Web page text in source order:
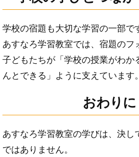
学校の宿題も大切な学習の一部で
あすなろ学習教室では、宿題のフ
子どもたちが「学校の授業がわか
んとできる」ように支えています。
おわりに
あすなろ学習教室の学びは、決し
ではありません。